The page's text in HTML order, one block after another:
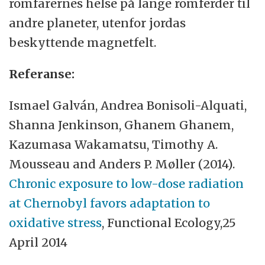
romfarernes helse på lange romferder til
andre planeter, utenfor jordas
beskyttende magnetfelt.
Referanse:
Ismael Galván, Andrea Bonisoli-Alquati,
Shanna Jenkinson, Ghanem Ghanem,
Kazumasa Wakamatsu, Timothy A.
Mousseau and Anders P. Møller (2014).
Chronic exposure to low-dose radiation
at Chernobyl favors adaptation to
oxidative stress, Functional Ecology,25
April 2014